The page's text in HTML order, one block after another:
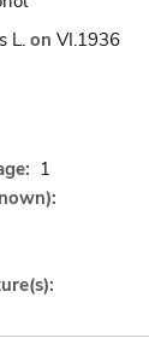
L. on VI.1936
1